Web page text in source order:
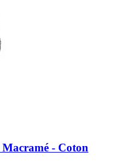
Macramé -​ Coton